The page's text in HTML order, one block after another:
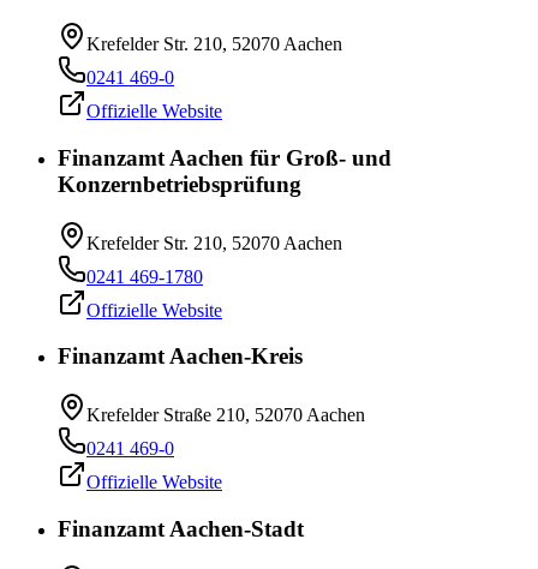
Krefelder Str. 210, 52070 Aachen
0241 469-0
Offizielle Website
Finanzamt Aachen für Groß- und
Konzernbetriebsprüfung
Krefelder Str. 210, 52070 Aachen
0241 469-1780
Offizielle Website
Finanzamt Aachen-Kreis
Krefelder Straße 210, 52070 Aachen
0241 469-0
Offizielle Website
Finanzamt Aachen-Stadt